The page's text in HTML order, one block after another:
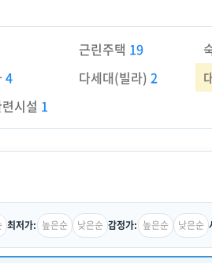
근린주택 19
4 다세대(빌라)2
시설 1
최저가: 높은순 낮은순 감정가: 높은순 낮은순